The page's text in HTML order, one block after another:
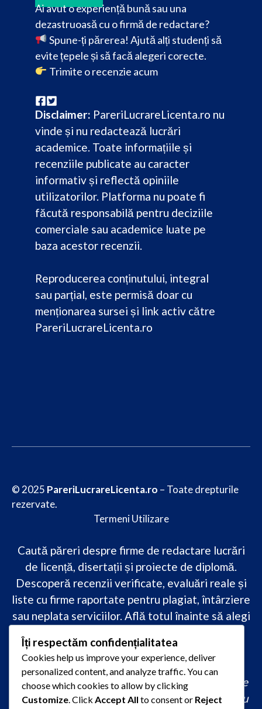
Ai avut o experiență bună sau una
dezastruoasă cu o firmă de redactare?
Spune-ți părerea! Ajută alți studenți să
evite țepele și să facă alegeri corecte.
Trimite o recenzie acum
Disclaimer: PareriLucrareLicenta.ro nu
vinde și nu redactează lucrări
academice. Toate informațiile și
recenziile publicate au caracter
informativ și reflectă opiniile
utilizatorilor. Platforma nu poate fi
făcută responsabilă pentru deciziile
comerciale sau academice luate pe
baza acestor recenzii.
Reproducerea conținutului, integral
sau parțial, este permisă doar cu
menționarea sursei și link activ către
PareriLucrareLicenta.ro
© 2025 PareriLucrareLicenta.ro – Toate drepturile
rezervate.
Termeni Utilizare
Caută păreri despre firme de redactare lucrări
de licență, disertații și proiecte de diplomă.
Descoperă recenzii verificate, evaluări reale și
liste cu firme raportate pentru plagiat, întârziere
sau neplata serviciilor. Află totul înainte să alegi
academicădoar pe PareriLucrareLicenta.ro.
comandă lucrare de licență originală, redactare
lucrare licență urgent, ajutor profesional pentru
Îți respectăm confidențialitatea
Cookies help us improve your experience, deliver
personalized content, and analyze traffic. You can
choose which cookies to allow by clicking
Customize . Click Accept All to consent or Reject